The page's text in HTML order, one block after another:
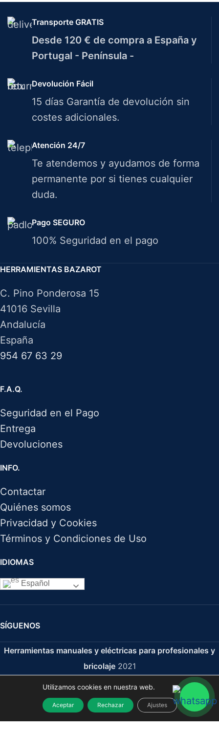
Transporte GRATIS
Desde 120 € de compra a España y
Portugal - Península -
Devolución Fácil
15 días Garantía de devolución sin
costes adicionales.
Atención 24/7
Te atendemos y ayudamos de forma
permanente por si tienes cualquier
duda.
Pago SEGURO
100% Seguridad en el pago
HERRAMIENTAS BAZAROT
C. Pino Ponderosa 15
41016 Sevilla
Andalucía
España
954 67 63 29
F.A.Q.
Seguridad en el Pago
Entrega
Devoluciones
INFO.
Contactar
Quiénes somos
Privacidad y Cookies
Términos y Condiciones de Uso
IDIOMAS
Español
SÍGUENOS
Herramientas manuales y eléctricas para profesionales y
bricolaje 2021
Utilizamos cookies en nuestra web.
Aceptar Rechazar Ajustes